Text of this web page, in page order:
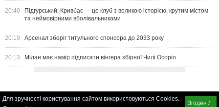
20:40
Підгурський: Кривбас — це клуб з великою історією, крутим містом
та неймовірними вболівальниками
20:19 Арсенал зберіг титульного спонсора до 2033 року
20:13 Мілан має намір підписати вінгера збірної Чилі Осоріо
Для зручності користування сайтом використовуються Cookies.
Згоден /